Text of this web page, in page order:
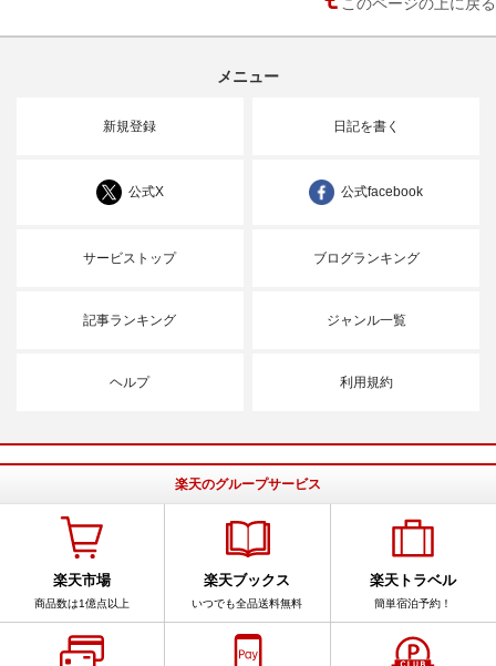
メニュー
新規登録 日記を書く
公式X 公式facebook
サービストップ ブログランキング
記事ランキング ジャンル一覧
ヘルプ 利用規約
楽天のグループサービス
楽天市場
商品数は1億点以上
楽天ブックス
いつでも全品送料無料
楽天トラベル
簡単宿泊予約！